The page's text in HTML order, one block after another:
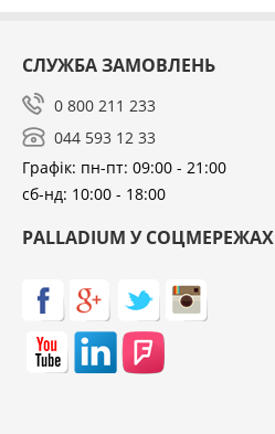
СЛУЖБА ЗАМОВЛЕНЬ
0 800 211 233
044 593 12 33
Графік: пн-пт: 09:00 - 21:00
сб-нд: 10:00 - 18:00
PALLADIUM У СОЦМЕРЕЖАХ